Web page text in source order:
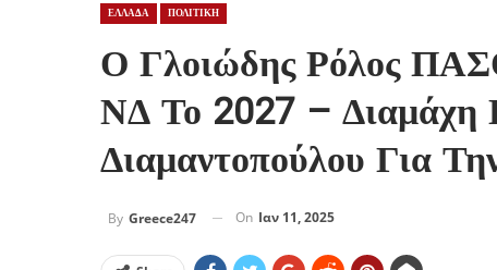
ΕΛΛΑΔΑ ΠΟΛΙΤΙΚΗ
Ο Γλοιώδης Ρόλος
ΝΔ Το 2027 – Διαμάχη
Διαμαντοπούλου Για
By Greece247 On Ιαν 11, 2025